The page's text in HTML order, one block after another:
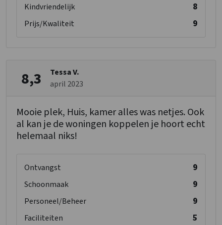
Kindvriendelijk 8
Prijs/Kwaliteit 9
8,3
Tessa V.
april 2023
Mooie plek, Huis, kamer alles was netjes. Ook
al kan je de woningen koppelen je hoort echt
helemaal niks!
Ontvangst 9
Schoonmaak 9
Personeel/Beheer 9
Faciliteiten 5